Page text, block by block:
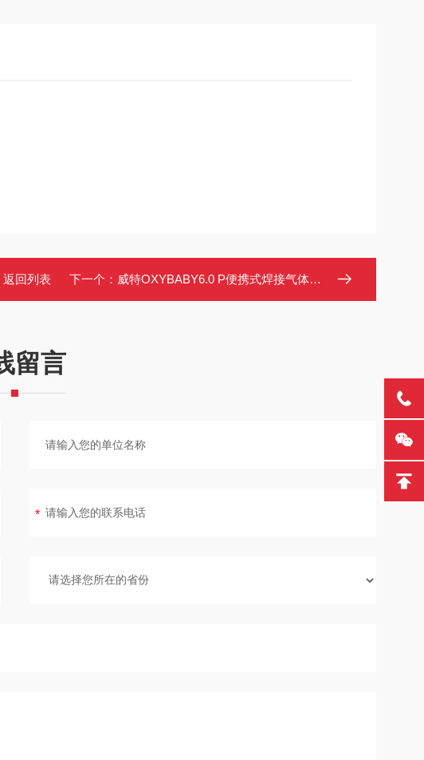
返回列表 下一个： 威特OXYBABY6.0 P便携式焊接气体分析仪
留言